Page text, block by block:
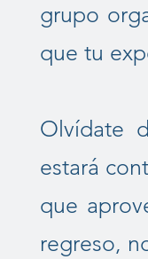
grupo
que tu
Olvídate
estará
que
regreso,